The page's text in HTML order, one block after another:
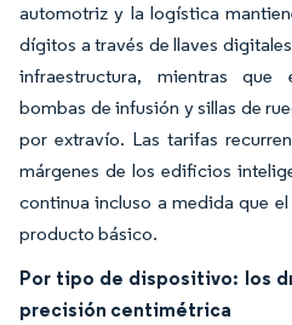
automotriz y la logística
dígitos a través de llaves
infraestructura, mientras
bombas de infusión y sillas de
por extravío. Las tarifas
márgenes de los edificios
continua incluso a medida que
producto básico.
Por tipo de dispositivo: los
precisión centimétrica